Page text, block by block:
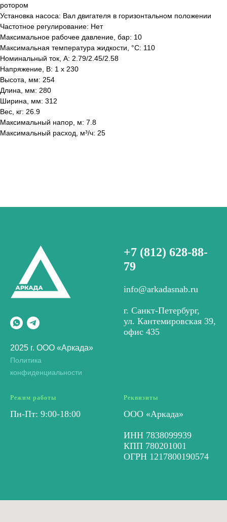
ротором
Установка насоса: Вал двигателя в горизонтальном положении
Частотное регулирование: Нет
Максимальное рабочее давление, бар: 10
Максимальная температура жидкости, °С: 110
Номинальный ток, А: 2.79/2.45/2.58
Напряжение, В: 1 х 230
Высота, мм: 254
Длина, мм: 280
Ширина, мм: 312
Вес, кг: 26.9
Максимальный напор, м: 7.8
Максимальный расход, м³/ч: 25
2025 г. ООО «Аркада»
Политика
конфиденциальности
+7 (812) 628-88-
79
info@arkadasnab.ru
г. Санкт-Петербург,
ул. Кантемировская 39,
офис 435
Режим работы
Пн-Пт: 9:00-18:00
Реквизиты
ООО «Аркада»
ИНН 7838099939
КПП 780201001
ОГРН 1217800190574